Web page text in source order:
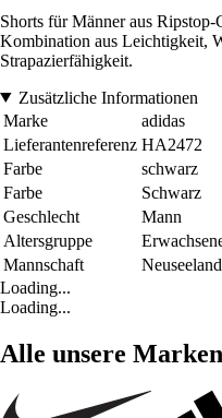
Shorts für Männer aus
Kombination aus Leichtigkeit,
Strapazierfähigkeit.
Zusätzliche Informationen
Marke
adidas
Lieferantenreferenz HA2472
Farbe
schwarz
Farbe
Schwarz
Geschlecht
Mann
Altersgruppe
Mannschaft
Neuseeland
Loading...
Loading...
Alle unsere Marken